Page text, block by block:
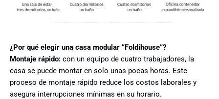
¿Por qué elegir una casa modular “Foldihouse”?
Montaje rápido: con un equipo de cuatro trabajadores, la
casa se puede montar en solo unas pocas horas. Este
proceso de montaje rápido reduce los costos laborales y
asegura interrupciones mínimas en su horario.